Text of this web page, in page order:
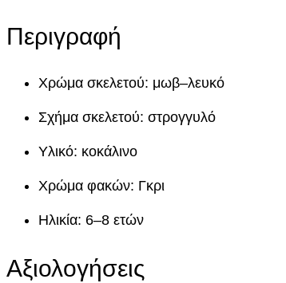
Περιγραφή
Χρώμα σκελετού: μωβ–λευκό
Σχήμα σκελετού: στρογγυλό
Υλικό: κοκάλινο
Χρώμα φακών: Γκρι
Ηλικία: 6–8 ετών
Αξιολογήσεις